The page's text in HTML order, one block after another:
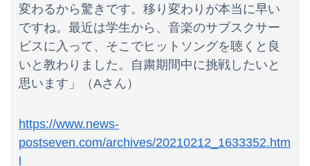
Powered by livedoor 相互RSS
変わるから驚きです。移り変わりが本当に早い
ですね。最近は学生から、音楽のサブスクサー
ビスに入って、そこでヒットソングを聴くと良
いと教わりました。自粛期間中に挑戦したいと
思います」（Aさん）
https://www.news-
postseven.com/archives/20210212_1633352.htm
l